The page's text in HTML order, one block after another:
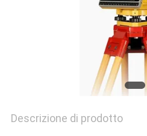
Descrizione di prodotto